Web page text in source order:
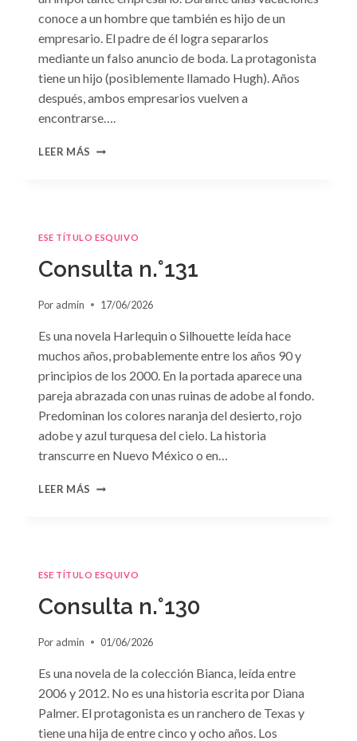
conoce a un hombre que también es hijo de un
empresario. El padre de él logra separarlos
mediante un falso anuncio de boda. La protagonista
tiene un hijo (posiblemente llamado Hugh). Años
después, ambos empresarios vuelven a
encontrarse….
LEER MÁS CONSULTA
ESE TÍTULO ESQUIVO
Consulta n.°131
Por admin 17/06/2026
Es una novela Harlequin o Silhouette leída hace
muchos años, probablemente entre los años 90 y
principios de los 2000. En la portada aparece una
pareja abrazada con unas ruinas de adobe al fondo.
Predominan los colores naranja del desierto, rojo
adobe y azul turquesa del cielo. La historia
transcurre en Nuevo México o en…
LEER MÁS CONSULTA
ESE TÍTULO ESQUIVO
Consulta n.°130
Por admin 01/06/2026
Es una novela de la colección Bianca, leída entre
2006 y 2012. No es una historia escrita por Diana
Palmer. El protagonista es un ranchero de Texas y
tiene una hija de entre cinco y ocho años. Los